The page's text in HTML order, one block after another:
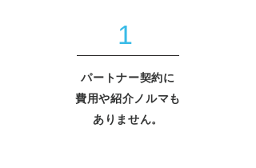
1
パートナー契約に
費用や紹介ノルマも
ありません。